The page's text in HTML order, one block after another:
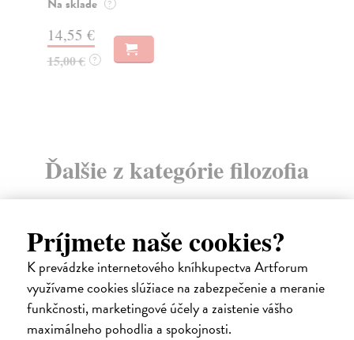
Príjmete naše cookies?
K prevádzke internetového kníhkupectva Artforum
využívame cookies slúžiace na zabezpečenie a meranie
funkčnosti, marketingové účely a zaistenie vášho
maximálneho pohodlia a spokojnosti.
Na sklade ?
14,55 €
15,00 € ?
Ďalšie z kategórie filozofia
E-KNIHA